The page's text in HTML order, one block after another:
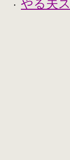
・ やる夫